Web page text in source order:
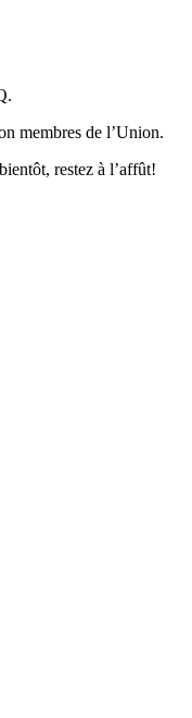
membres de l’Union.
restez à l’affût!